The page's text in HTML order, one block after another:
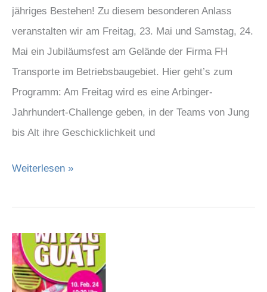
jähriges Bestehen! Zu diesem besonderen Anlass
veranstalten wir am Freitag, 23. Mai und Samstag, 24.
Mai ein Jubiläumsfest am Gelände der Firma FH
Transporte im Betriebsbaugebiet. Hier geht’s zum
Programm: Am Freitag wird es eine Arbinger-
Jahrhundert-Challenge geben, in der Teams von Jung
bis Alt ihre Geschicklichkeit und
Weiterlesen »
Narrisch
witzig
guat